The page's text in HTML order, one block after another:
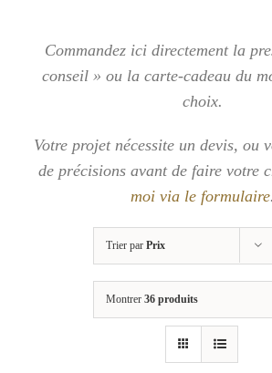
Commandez ici directement la
conseil » ou la carte-cadeau du
choix.
Votre projet nécessite un devis, ou
de précisions avant de faire votre
moi via le formulaire.
Trier par Prix
Montrer 36 produits